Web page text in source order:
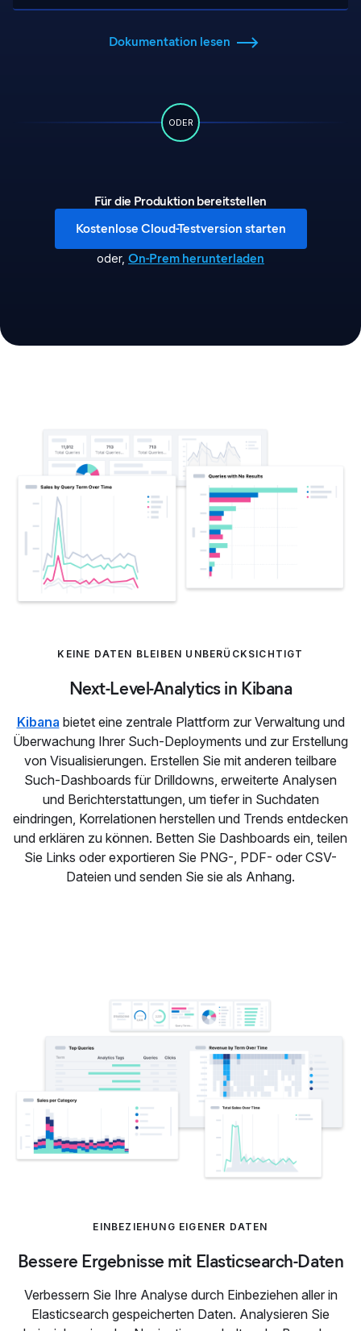
Dokumentation lesen
ODER
Für die Produktion bereitstellen
Kostenlose Cloud-Testversion starten
oder, On-Prem herunterladen
KEINE DATEN BLEIBEN UNBERÜCKSICHTIGT
Next-Level-Analytics in Kibana
Kibana bietet eine zentrale Plattform zur Verwaltung und
Überwachung Ihrer Such-Deployments und zur Erstellung
von Visualisierungen. Erstellen Sie mit anderen teilbare
Such-Dashboards für Drilldowns, erweiterte Analysen
und Berichterstattungen, um tiefer in Suchdaten
eindringen, Korrelationen herstellen und Trends entdecken
und erklären zu können. Betten Sie Dashboards ein, teilen
Sie Links oder exportieren Sie PNG-, PDF- oder CSV-
Dateien und senden Sie sie als Anhang.
EINBEZIEHUNG EIGENER DATEN
Bessere Ergebnisse mit Elasticsearch-Daten
Verbessern Sie Ihre Analyse durch Einbeziehen aller in
Elasticsearch gespeicherten Daten. Analysieren Sie